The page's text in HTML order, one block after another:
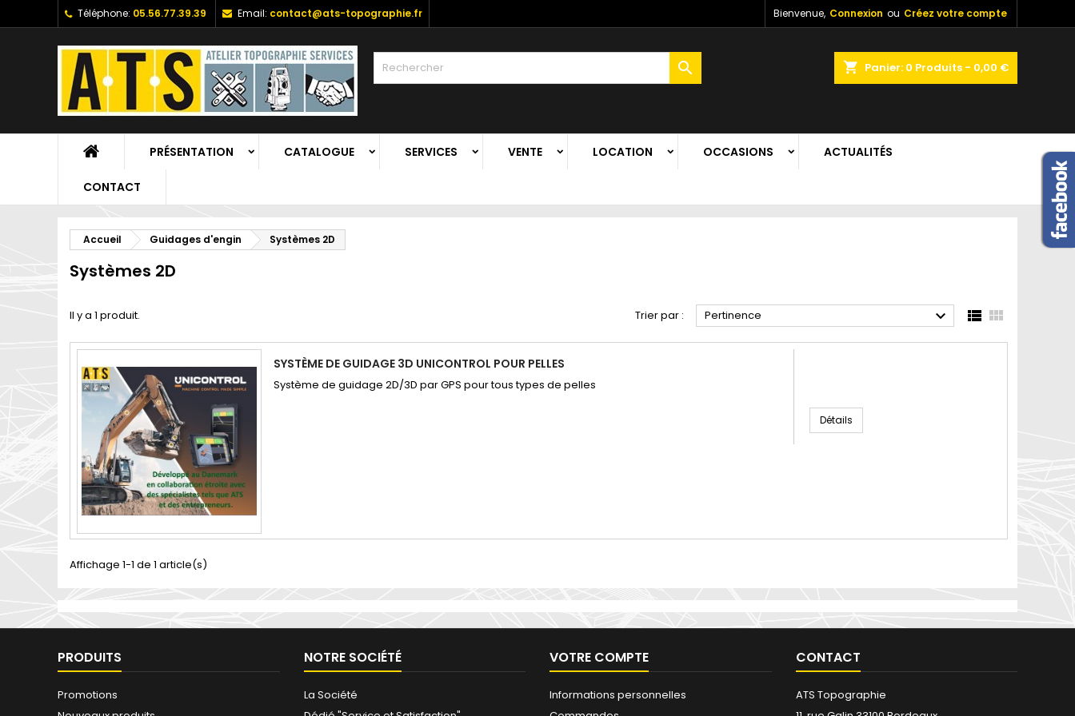
Téléphone: 05.56.77.39.39 Email: contact@ats-topographie.fr Bienvenue, Connexion ou Créez votre compte
shopping_cart Panier: 0 Produits - 0,00 €

PRÉSENTATION CATALOGUE SERVICES VENTE LOCATION OCCASIONS ACTUALITÉS
CONTACT
Accueil Guidages d'engin Systèmes 2D
Systèmes 2D
Il y a 1 produit. Trier par : Pertinence   
SYSTÈME DE GUIDAGE 3D UNICONTROL POUR PELLES
Système de guidage 2D/3D par GPS pour tous types de pelles
Détails
Affichage 1-1 de 1 article(s)
PRODUITS
Promotions
NOTRE SOCIÉTÉ
La Société
VOTRE COMPTE
Informations personnelles
CONTACT
ATS Topographie